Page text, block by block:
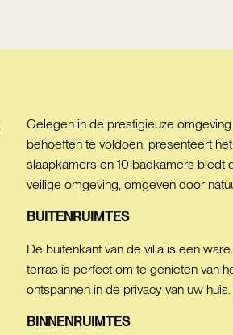
Gelegen in de prestigieuze
behoeften te voldoen, presenteert
slaapkamers en 10 badkamers biedt
veilige omgeving, omgeven door
BUITENRUIMTES
De buitenkant van de villa is een
terras is perfect om te genieten van
ontspannen in de privacy van uw
BINNENRUIMTES